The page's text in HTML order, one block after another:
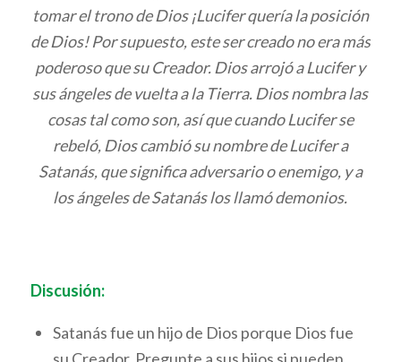
tomar el trono de Dios ¡Lucifer quería la posición
de Dios! Por supuesto, este ser creado no era más
poderoso que su Creador. Dios arrojó a Lucifer y
sus ángeles de vuelta a la Tierra. Dios nombra las
cosas tal como son, así que cuando Lucifer se
rebeló, Dios cambió su nombre de Lucifer a
Satanás, que significa adversario o enemigo, y a
los ángeles de Satanás los llamó demonios.
Discusión:
Satanás fue un hijo de Dios porque Dios fue